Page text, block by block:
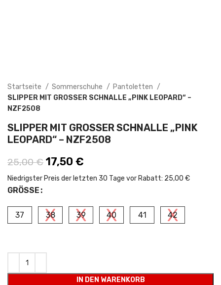
Startseite Sommerschuhe
Pantoletten
SLIPPER MIT GROSSER SCHNALLE „PINK LEOPARD“ – N
ZF2508
SLIPPER MIT GROSSER SCHNALLE „PINK L
EOPARD“ – NZF2508
25,00€ Ursprünglicher Preis war: 25,00 €
17,50 €
Niedrigster Preis der letzten 30 Tage vor Rabatt: 25,00 €
GRÖSSE
37 38 39 40 41 42
IN DEN WARENKORB